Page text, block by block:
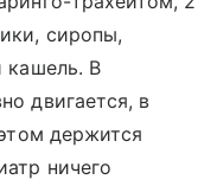
сиропы,
кашель. В
двигается, в
держится
ничего